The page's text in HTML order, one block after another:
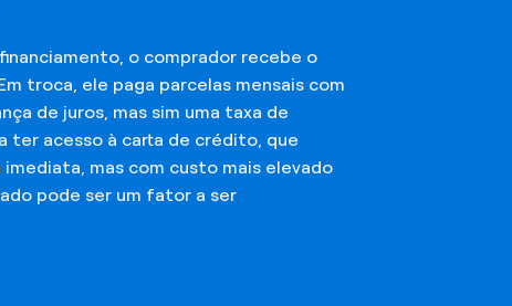
o comprador recebe o
troca, ele paga parcelas mensais com
de juros, mas sim uma taxa de
ter acesso à carta de crédito, que
mas com custo mais elevado
pode ser um fator a ser